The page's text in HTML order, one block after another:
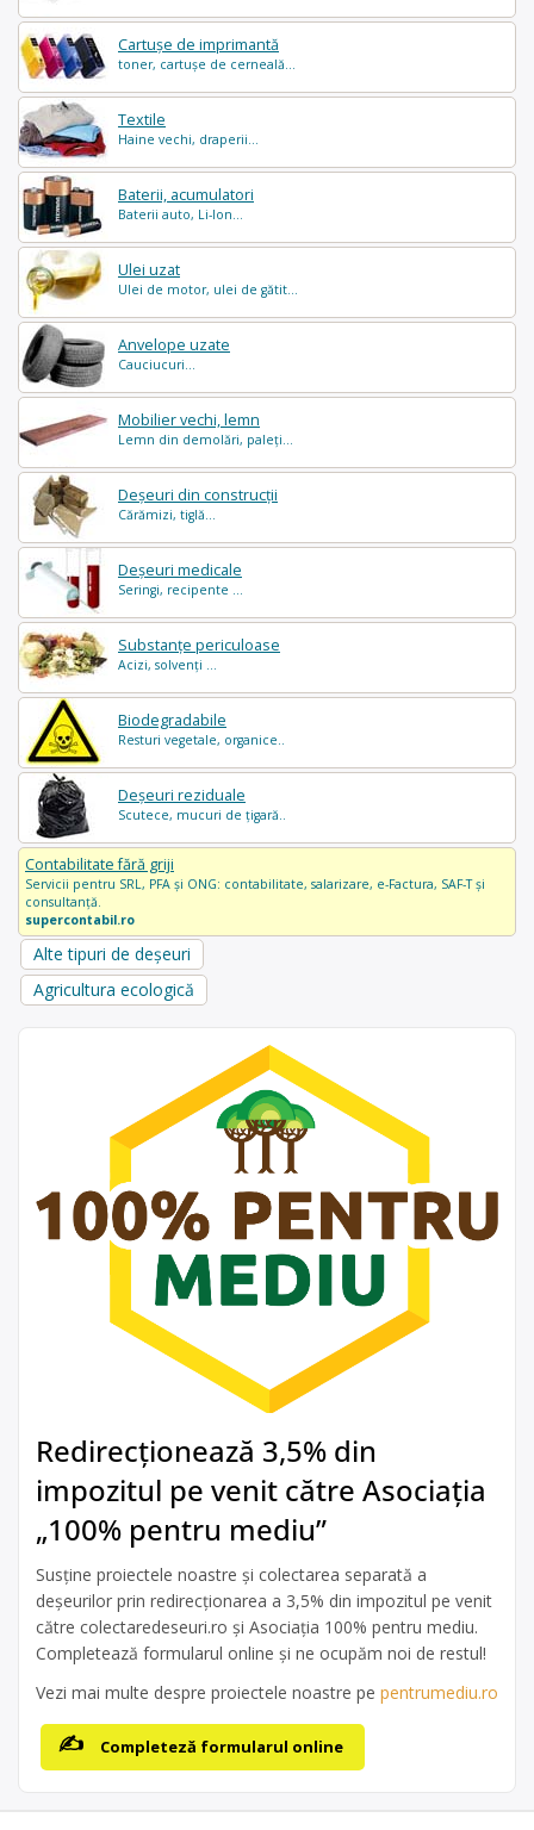
Cartușe de imprimantă
toner, cartușe de cerneală...
Textile
Haine vechi, draperii...
Baterii, acumulatori
Baterii auto, Li-Ion...
Ulei uzat
Ulei de motor, ulei de gătit...
Anvelope uzate
Cauciucuri...
Mobilier vechi, lemn
Lemn din demolări, paleți...
Deșeuri din construcții
Cărămizi, tiglă...
Deșeuri medicale
Seringi, recipente ...
Substanțe periculoase
Acizi, solvenți ...
Biodegradabile
Resturi vegetale, organice..
Deșeuri reziduale
Scutece, mucuri de țigară..
Contabilitate fără griji
Servicii pentru SRL, PFA și ONG: contabilitate, salarizare, e-Factura, SAF-T și
consultanță.
supercontabil.ro
Alte tipuri de deșeuri
Agricultura ecologică
Redirecționează 3,5% din
impozitul pe venit către Asociația
„100% pentru mediu”
Susține proiectele noastre și colectarea separată a
deșeurilor prin redirecționarea a 3,5% din impozitul pe venit
către colectaredeseuri.ro și Asociația 100% pentru mediu.
Completează formularul online și ne ocupăm noi de restul!
Vezi mai multe despre proiectele noastre pe pentrumediu.ro
Completeză formularul online